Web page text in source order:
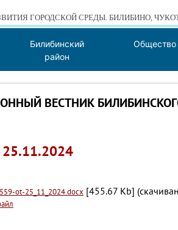
ГОРОДСКОЙ СРЕДЫ. БИЛИБИНО,
Билибинский
район
Общество
ВЕСТНИК
ot-25_11_2024.docx [455.67 Kb]